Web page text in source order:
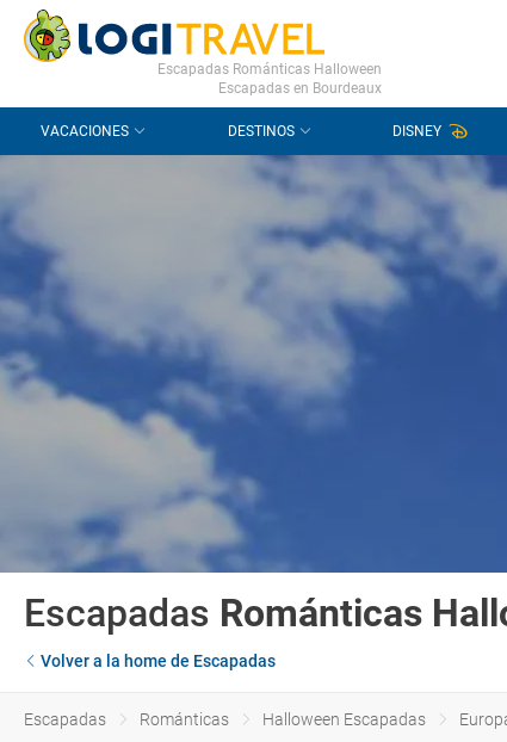
CONTACTO PREGUNTAS FRECUENTES
Escapadas Románticas Halloween
Escapadas en Bourdeaux
VACACIONES DESTINOS DISNEY
Escapadas Románticas
Volver a la home de Escapadas
Escapadas Románticas Halloween Escapadas